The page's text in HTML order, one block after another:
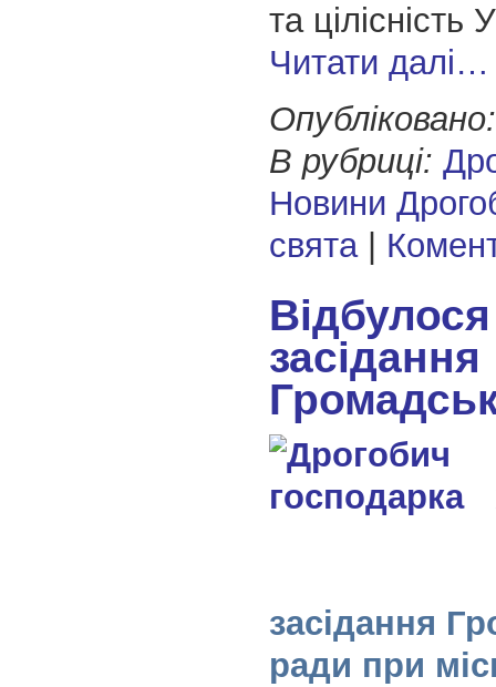
та цілісність
Читати далі…
Опубліковано:
В рубриці:
Новини
свята|
Відбулося
засідання
засідання
ради при